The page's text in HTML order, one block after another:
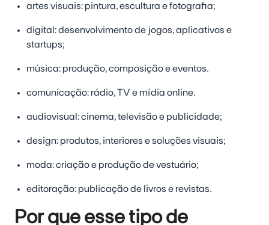
artes visuais: pintura, escultura e fotografia;
digital :desenvolvimento de jogos, aplicativos e
startups;
música: produção, composição e eventos.
comunicação: rádio, TV e mídia online.
audiovisual:cinema, televisão e publicidade;
design: produtos, interiores e soluções visuais;
moda:criação e produção de vestuário;
editoração: publicação de livros e revistas.
Por que esse tipo de